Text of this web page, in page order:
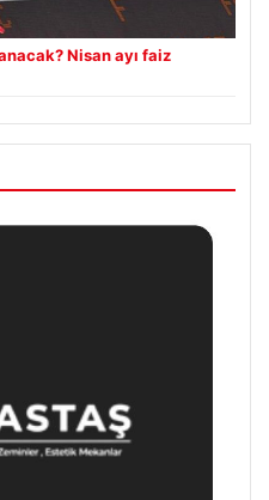
Nisan ayı faiz